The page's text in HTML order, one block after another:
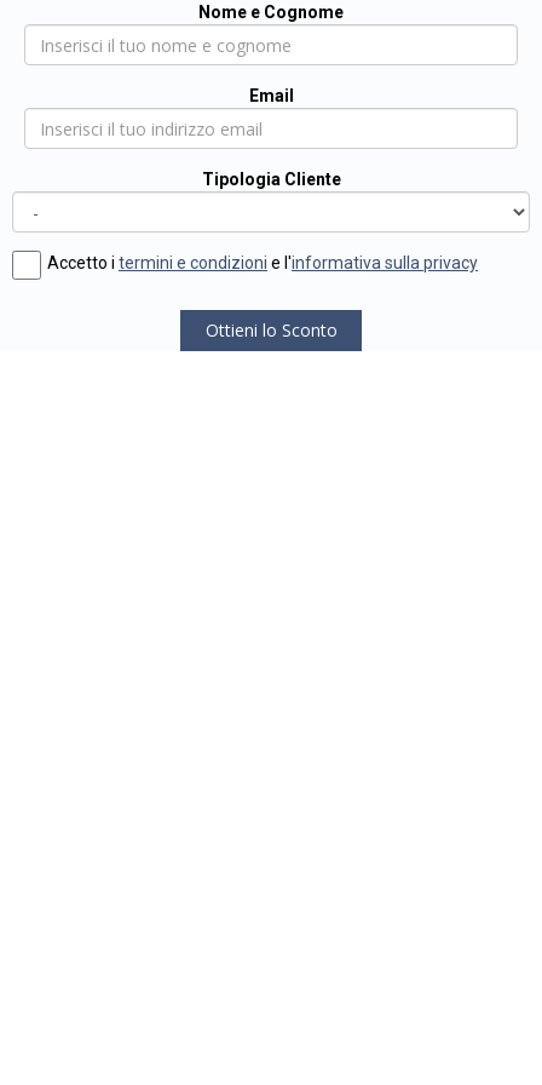
Nome e Cognome
Email
Tipologia Cliente
Accetto i termini e condizioni e l'informativa sulla privacy
Ottieni lo Sconto